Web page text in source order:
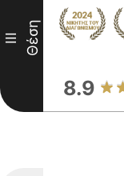
III Θέση
8.9